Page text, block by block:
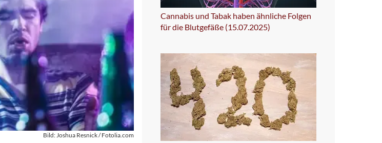
Bild: Joshua Resnick / Fotolia.com
Cannabis und Tabak haben ähnliche Folgen
für die Blutgefäße (15.07.2025)